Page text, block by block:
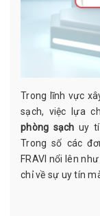
Trong lĩnh vực
sạch, việc lựa
phòng sạch uy
Trong số các
FRAVI nổi lên
chỉ về sự uy tín